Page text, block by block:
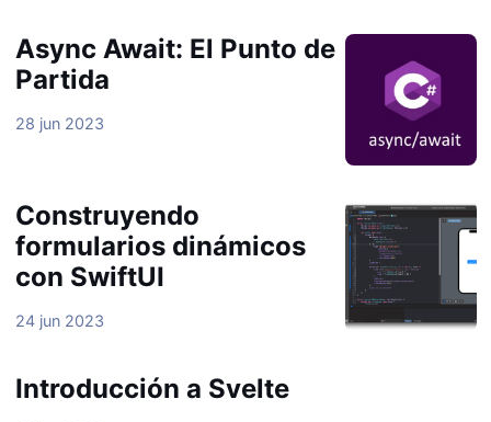
Async Await: El Punto de
Partida
28 jun 2023
Construyendo
formularios dinámicos
con SwiftUI
24 jun 2023
Introducción a Svelte